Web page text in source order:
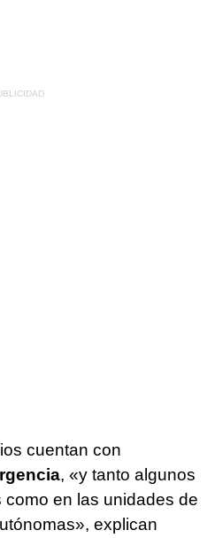
cuentan con
, «y tanto algunos
en las unidades de
explican